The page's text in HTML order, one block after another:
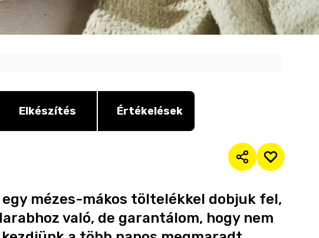
Elkészítés Értékelések
mézes-mákos töltelékkel dobjuk fel,
való, de garantálom, hogy nem